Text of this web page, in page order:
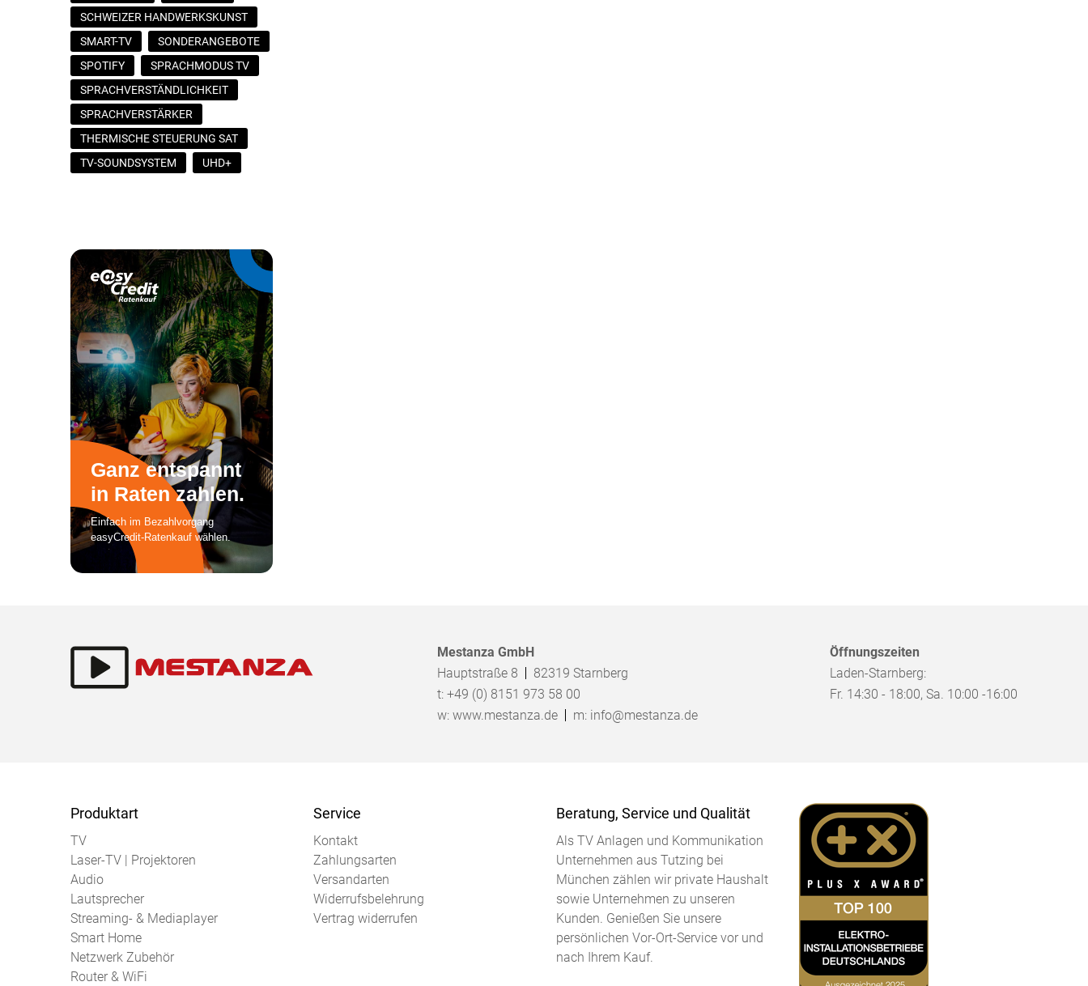
SCHWEIZER HANDWERKSKUNST
SMART-TV
SONDERANGEBOTE
SPOTIFY
SPRACHMODUS TV
SPRACHVERSTÄNDLICHKEIT
SPRACHVERSTÄRKER
THERMISCHE STEUERUNG SAT
TV-SOUNDSYSTEM
UHD+
Mestanza GmbH
Hauptstraße 8
82319 Starnberg
t: +49 (0) 8151 973 58 00
w: www.mestanza.de m: info@mestanza.de
Öffnungszeiten
Laden-Starnberg:
Fr. 14:30 - 18:00, Sa. 10:00 -16:00
Produktart
TV
Laser-TV | Projektoren
Audio
Lautsprecher
Streaming- & Mediaplayer
Smart Home
Netzwerk Zubehör
Router & WiFi
Service
Kontakt
Zahlungsarten
Versandarten
Widerrufsbelehrung
Vertrag widerrufen
Beratung, Service und Qualität
Als TV Anlagen und Kommunikation
Unternehmen aus Tutzing bei
München zählen wir private Haushalt
sowie Unternehmen zu unseren
Kunden. Genießen Sie unsere
persönlichen Vor-Ort-Service vor und
nach Ihrem Kauf.